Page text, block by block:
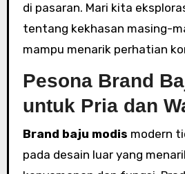
di pasaran. Mari kita
tentang kekhasan masing-
mampu menarik perhatian
Pesona Brand
untuk Pria dan
Brand baju modis modern
pada desain luar yang